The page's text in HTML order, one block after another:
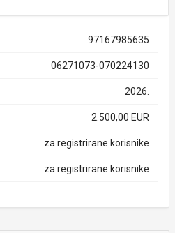
97167985635
06271073-070224130
2026.
2.500,00 EUR
za registrirane korisnike
za registrirane korisnike